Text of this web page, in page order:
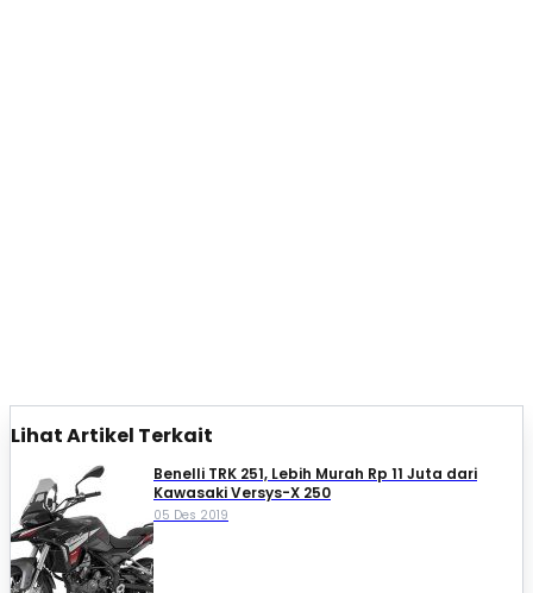
Lihat Artikel Terkait
Benelli TRK 251, Lebih Murah Rp 11 Juta dari
Kawasaki Versys-X 250
05 Des 2019